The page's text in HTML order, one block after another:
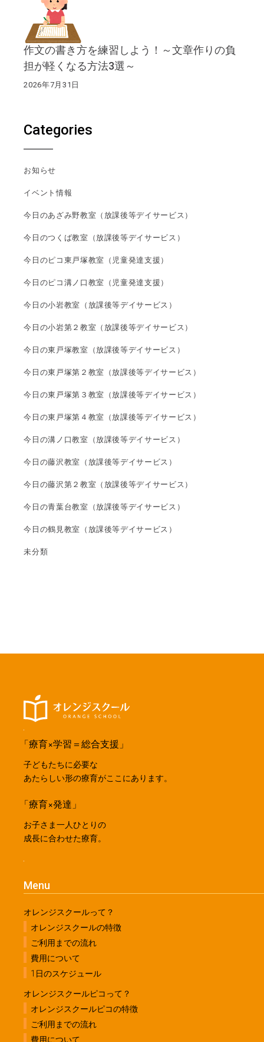
作文の書き方を練習しよう！～文章作りの負
担が軽くなる方法3選～
2026年7月31日
Categories
お知らせ
イベント情報
今日のあざみ野教室（放課後等デイサービス）
今日のつくば教室（放課後等デイサービス）
今日のピコ東戸塚教室（児童発達支援）
今日のピコ溝ノ口教室（児童発達支援）
今日の小岩教室（放課後等デイサービス）
今日の小岩第２教室（放課後等デイサービス）
今日の東戸塚教室（放課後等デイサービス）
今日の東戸塚第２教室（放課後等デイサービス）
今日の東戸塚第３教室（放課後等デイサービス）
今日の東戸塚第４教室（放課後等デイサービス）
今日の溝ノ口教室（放課後等デイサービス）
今日の藤沢教室（放課後等デイサービス）
今日の藤沢第２教室（放課後等デイサービス）
今日の青葉台教室（放課後等デイサービス）
今日の鶴見教室（放課後等デイサービス）
未分類
「療育×学習＝総合支援」
子どもたちに必要な
あたらしい形の療育がここにあります。
「療育×発達」
お子さま一人ひとりの
成長に合わせた療育。
Menu
オレンジスクールって？
オレンジスクールの特徴
ご利用までの流れ
費用について
1日のスケジュール
オレンジスクールピコって？
オレンジスクールピコの特徴
ご利用までの流れ
費用について